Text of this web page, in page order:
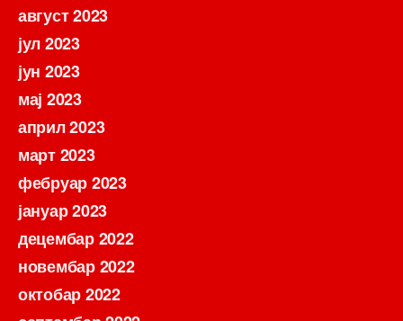
август 2023
јул 2023
јун 2023
мај 2023
април 2023
март 2023
фебруар 2023
јануар 2023
децембар 2022
новембар 2022
октобар 2022